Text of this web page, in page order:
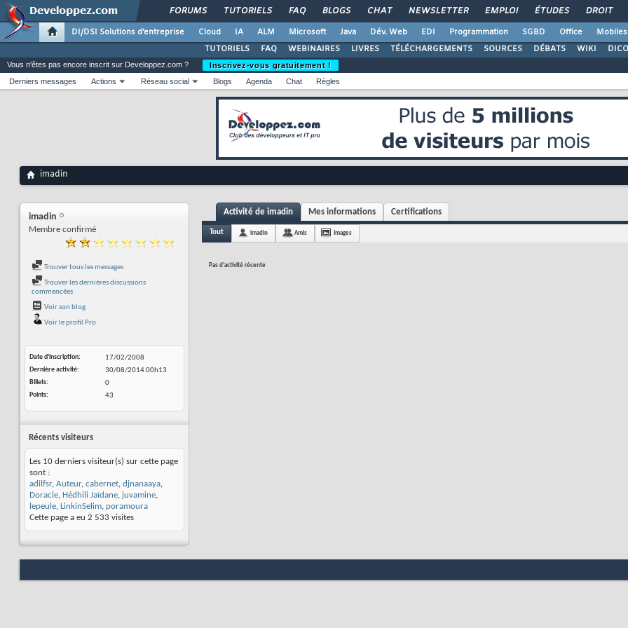
FORUMS TUTORIELS FAQ BLOGS CHAT NEWSLETTER EMPLOI ÉTUDES DROIT
DI/DSI Solutions d'entreprise Cloud IA ALM Microsoft Java Dév. Web EDI Programmation SGBD Office Mobiles
TUTORIELS
FAQ WEBINAIRES LIVRES TÉLÉCHARGEMENTS SOURCES DÉBATS WIKI DICO
Vous n'êtes pas encore inscrit sur Developpez.com ?
Inscrivez-vous gratuitement !
Derniers messages
Actions Réseau social Blogs Agenda Chat Règles
imadin
imadin
Membre confirmé
Trouver tous les messages
Trouver les dernières discussions
commencées
Voir son blog
Voir le profil Pro
Date d'inscription
17/02/2008
Dernière activité
30/08/201400h13
Billets
0
Points
43
Récents visiteurs
Les 10 derniers visiteur(s) sur cette page
sont :
adilfsr, Auteur, cabernet, djnanaaya,
Doracle, Hédhili Jaïdane, juvamine,
lepeule, LinkinSelim, poramoura
Cette page a eu 2 533 visites
Activité de imadin Mes informations Certifications
Tout imadin Amis Images
Pas d'activité récente